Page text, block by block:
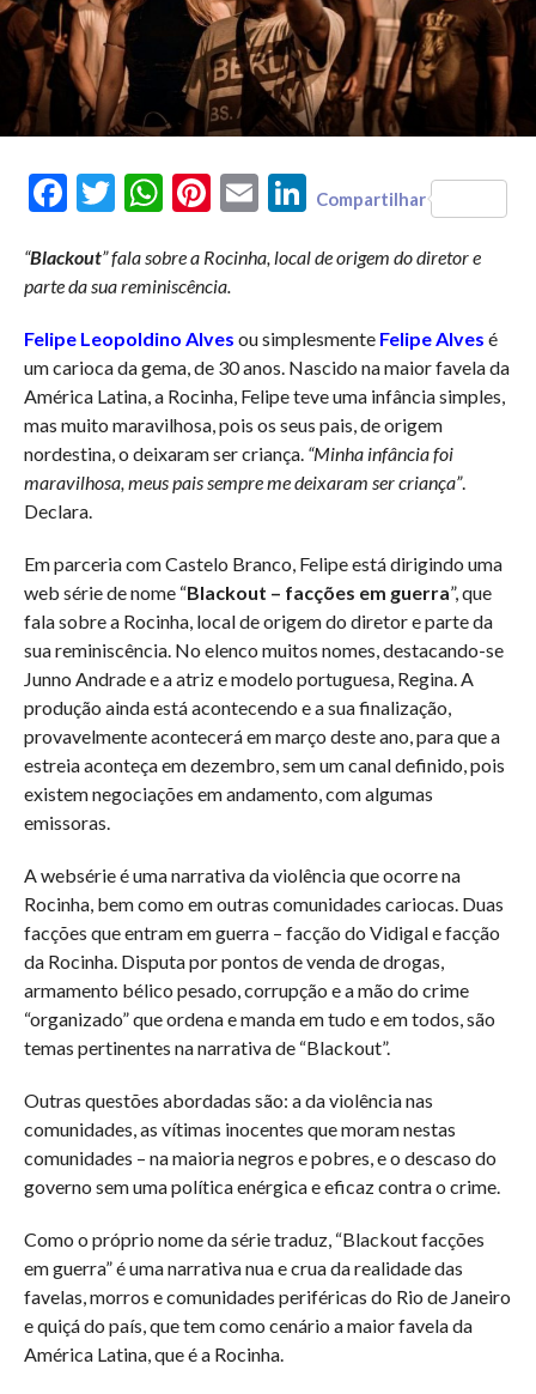
FacebookTwitterWhatsAppPinterest
Email LinkedIn
Compartilhar
“Blackout” fala sobre a Rocinha, local de origem do diretor e
parte da sua reminiscência.
Felipe Leopoldino Alves ou simplesmente Felipe Alves é
um carioca da gema, de 30 anos. Nascido na maior favela da
América Latina, a Rocinha, Felipe teve uma infância simples,
mas muito maravilhosa, pois os seus pais, de origem
nordestina, o deixaram ser criança. “Minha infância foi
maravilhosa, meus pais sempre me deixaram ser criança”.
Declara.
Em parceria com Castelo Branco, Felipe está dirigindo uma
web série de nome “Blackout – facções em guerra”, que
fala sobre a Rocinha, local de origem do diretor e parte da
sua reminiscência. No elenco muitos nomes, destacando-se
Junno Andrade e a atriz e modelo portuguesa, Regina. A
produção ainda está acontecendo e a sua finalização,
provavelmente acontecerá em março deste ano, para que a
estreia aconteça em dezembro, sem um canal definido, pois
existem negociações em andamento, com algumas
emissoras.
A websérie é uma narrativa da violência que ocorre na
Rocinha, bem como em outras comunidades cariocas. Duas
facções que entram em guerra – facção do Vidigal e facção
da Rocinha. Disputa por pontos de venda de drogas,
armamento bélico pesado, corrupção e a mão do crime
“organizado” que ordena e manda em tudo e em todos, são
temas pertinentes na narrativa de “Blackout”.
Outras questões abordadas são: a da violência nas
comunidades, as vítimas inocentes que moram nestas
comunidades – na maioria negros e pobres, e o descaso do
governo sem uma política enérgica e eficaz contra o crime.
Como o próprio nome da série traduz, “Blackout facções
em guerra” é uma narrativa nua e crua da realidade das
favelas, morros e comunidades periféricas do Rio de Janeiro
e quiçá do país, que tem como cenário a maior favela da
América Latina, que é a Rocinha.